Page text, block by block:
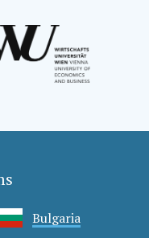
Bulgaria